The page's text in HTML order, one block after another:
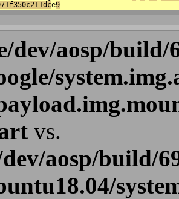
e9
dev/aosp/build/
vs.
aosp/build/